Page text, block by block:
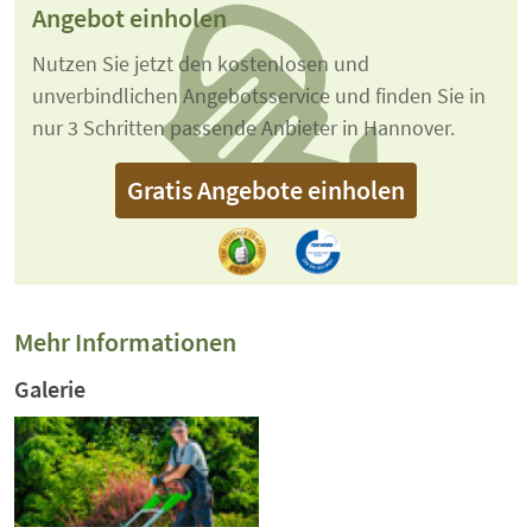
Angebot einholen
Nutzen Sie jetzt den kostenlosen und
unverbindlichen Angebotsservice und finden Sie in
nur 3 Schritten passende Anbieter in Hannover.
Gratis Angebote einholen
Mehr Informationen
Galerie